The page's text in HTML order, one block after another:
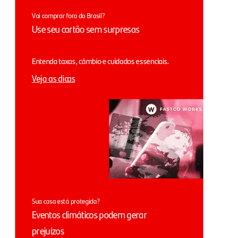
Vai comprar fora do Brasil?
Use seu cartão sem surpresas
Entenda taxas, câmbio e cuidados essenciais.
Veja as dicas
Sua casa está protegida?
Eventos climáticos podem gerar
prejuízos